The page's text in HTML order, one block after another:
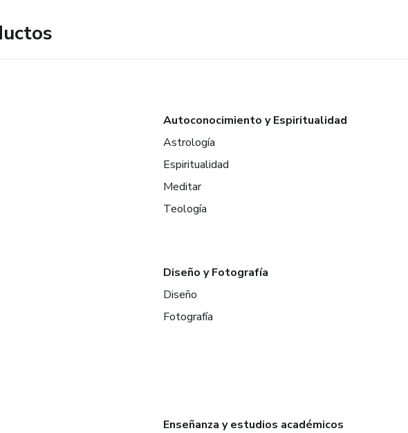
Autoconocimiento y Espiritualidad
Astrología
Espiritualidad
Meditar
Teología
Diseño y Fotografía
Diseño
Fotografía
Enseñanza y estudios académicos